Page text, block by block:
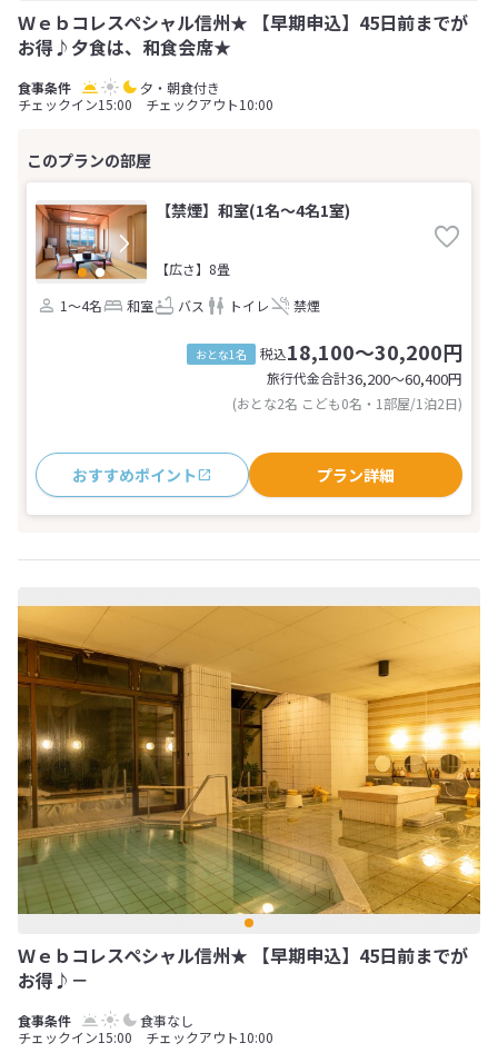
Ｗｅｂコレスペシャル信州★ 【早期申込】45日前までが
お得♪夕食は、和食会席★
夕・朝食付き
チェックイン15:00 チェックアウト10:00
【禁煙】和室(1名～4名1室)
【広さ】8畳
1～4名
和室 バス トイレ 禁煙
おとな1名 税込18,100～30,200円
旅行代金合計36,200〜60,400円
(おとな2名 こども0名・1部屋/1泊2日)
おすすめポイント プラン詳細
Ｗｅｂコレスペシャル信州★ 【早期申込】45日前までが
お得♪－
食事なし
チェックイン15:00 チェックアウト10:00